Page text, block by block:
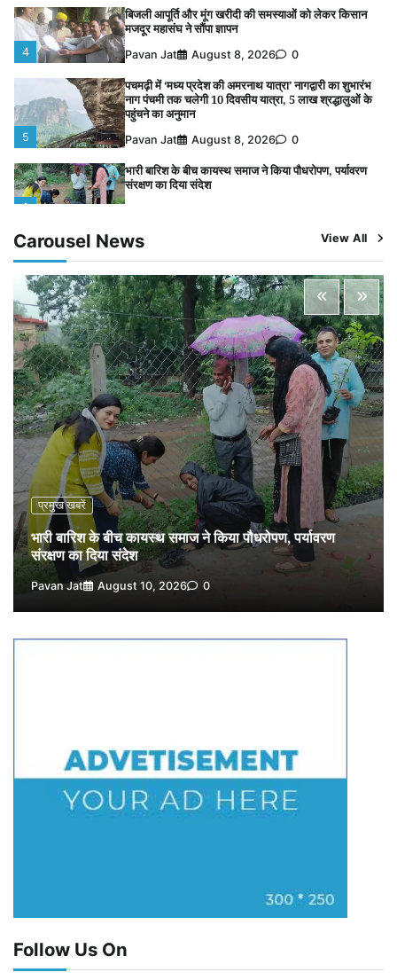
4
बिजली आपूर्ति और मूंग खरीदी की समस्याओं को लेकर किसान
मजदूर महासंघ ने सौंपा ज्ञापन
Pavan Jat August 8, 2026 0
5
पचमढ़ी में ‘मध्य प्रदेश की अमरनाथ यात्रा’ नागद्वारी का शुभारंभ
नाग पंचमी तक चलेगी 10 दिवसीय यात्रा, 5 लाख श्रद्धालुओं के
पहुंचने का अनुमान
Pavan Jat August 8, 2026 0
1
भारी बारिश के बीच कायस्थ समाज ने किया पौधरोपण, पर्यावरण
संरक्षण का दिया संदेश
2
चंद्रमौली नर्मदेश्वर धाम मंदिर से निकलेगी कावड़ यात्रा, उमड़ेगी
Pavan Jat August 9, 2026 0
3
पुलिसकर्मियों के स्वास्थ्य को लेकर नर्मदापुरम पुलिस की पहल,
कोतवाली में लगा निःशुल्क स्वास्थ्य शिविर
Pavan Jat August 8, 2026 0
4
बिजली आपूर्ति और मूंग खरीदी की समस्याओं को लेकर किसान
मजदूर महासंघ ने सौंपा ज्ञापन
Pavan Jat August 8, 2026 0
5
पचमढ़ी में ‘मध्य प्रदेश की अमरनाथ यात्रा’ नागद्वारी का शुभारंभ
नाग पंचमी तक चलेगी 10 दिवसीय यात्रा, 5 लाख श्रद्धालुओं के
पहुंचने का अनुमान
Pavan Jat August 8, 2026
Carousel News View All
प्रमुख खबरें
भारी बारिश के बीच कायस्थ समाज ने किया पौधरोपण, पर्यावरण
संरक्षण का दिया संदेश
Pavan Jat August 10, 2026 0
Follow Us On